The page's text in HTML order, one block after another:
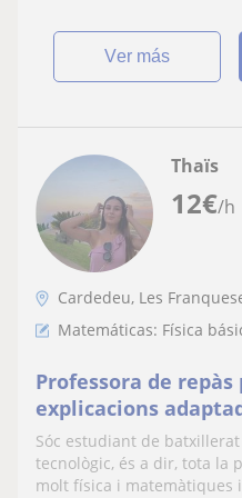
ver más
12€/h
Thaïs
Cardedeu, Les
Matemáticas: Física
Professora de repàs
explicacions
l’alumne.— Física,
tècnic,…
Sóc estudiant de
tecnològic, és a dir, tota la
molt física i matemàtiques